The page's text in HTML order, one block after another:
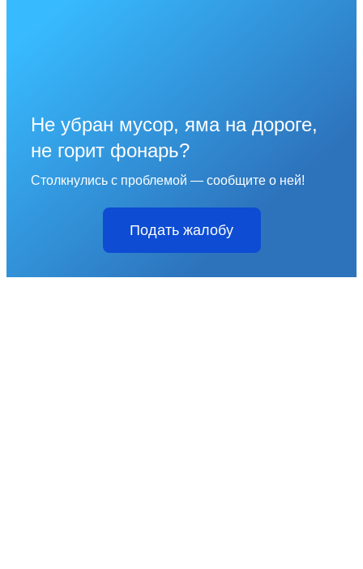
Не убран мусор, яма на дороге,
не горит фонарь?
Столкнулись с проблемой — сообщите о ней!
Подать жалобу